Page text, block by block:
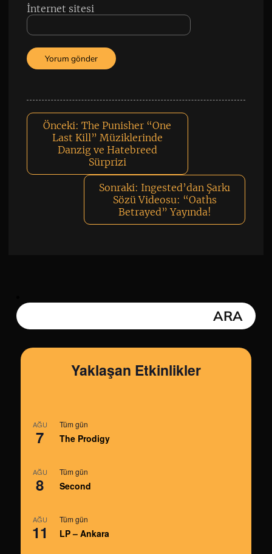
İnternet sitesi
Önceki: The Punisher “One
Last Kill” Müziklerinde
Danzig ve Hatebreed
Sürprizi
Sonraki: Ingested’dan Şarkı
Sözü Videosu: “Oaths
Betrayed” Yayında!
Yaklaşan Etkinlikler
AĞU
7
Tüm gün
The Prodigy
AĞU
8
Tüm gün
Second
AĞU
11
Tüm gün
LP – Ankara